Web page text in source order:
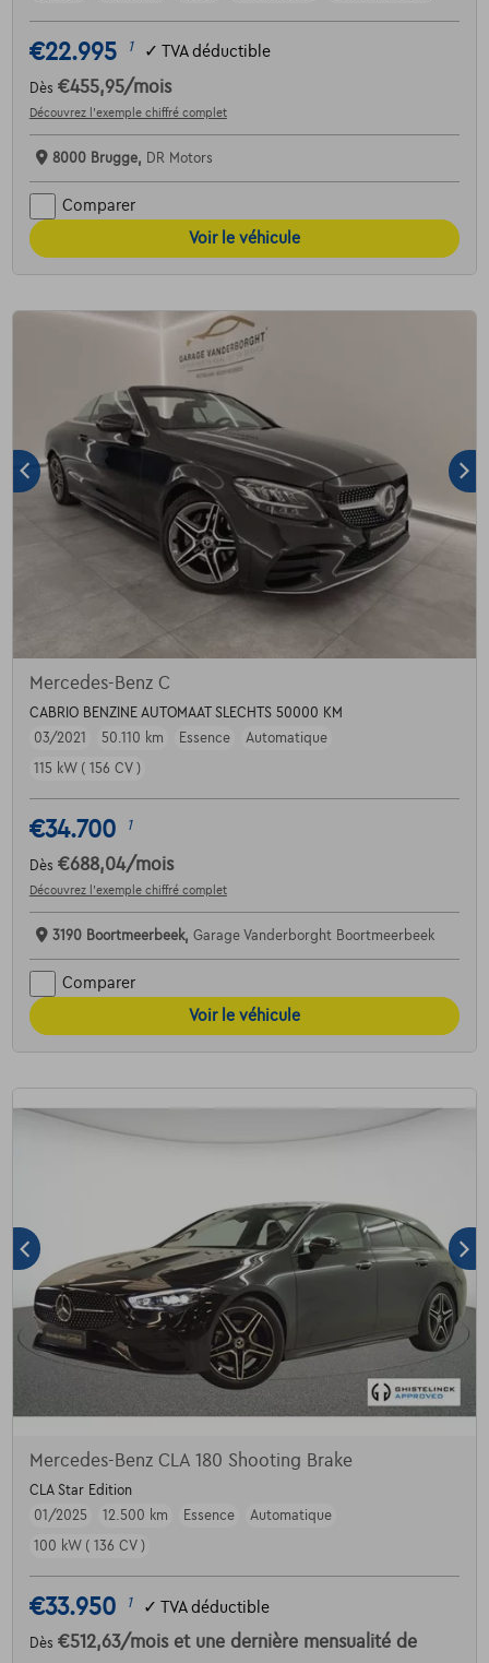
€22.995 1 ✓ TVA déductible
Dès €455,95/mois
Découvrez l’exemple chiffré complet
8000 Brugge, DR Motors
Comparer
Voir le véhicule
Mercedes-Benz C
CABRIO BENZINE AUTOMAAT SLECHTS 50000 KM
03/2021
50.110 km Essence
Automatique
115 kW ( 156 CV )
€34.700 1
Dès €688,04/mois
Découvrez l’exemple chiffré complet
3190 Boortmeerbeek, Garage Vanderborght Boortmeerbeek
Comparer
Voir le véhicule
Mercedes-Benz CLA 180 Shooting Brake
CLA Star Edition
01/2025
12.500 km Essence
Automatique
100 kW ( 136 CV )
€33.950 1 ✓ TVA déductible
Dès €512,63/mois et une dernière mensualité de